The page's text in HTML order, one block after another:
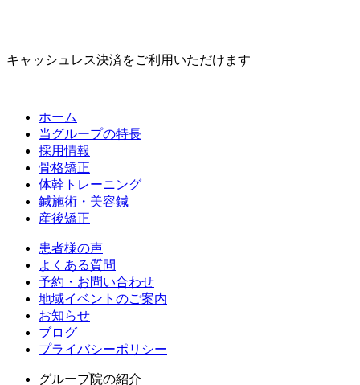
キャッシュレス決済をご利用いただけます
ホーム
当グループの特長
採用情報
骨格矯正
体幹トレーニング
鍼施術・美容鍼
産後矯正
患者様の声
よくある質問
予約・お問い合わせ
地域イベントのご案内
お知らせ
ブログ
プライバシーポリシー
グループ院の紹介